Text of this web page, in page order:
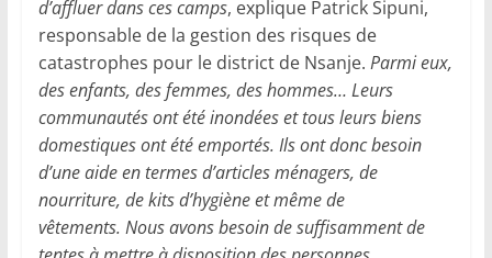
d’affluer dans ces camps, explique Patrick Sipuni,
responsable de la gestion des risques de
catastrophes pour le district de Nsanje. Parmi eux,
des enfants, des femmes, des hommes… Leurs
communautés ont été inondées et tous leurs biens
domestiques ont été emportés. Ils ont donc besoin
d’une aide en termes d’articles ménagers, de
nourriture, de kits d’hygiène et même de
vêtements. Nous avons besoin de suffisamment de